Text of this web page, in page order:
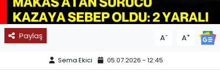
Paylaş A- A+
Sema Ekici 05.07.2026 - 12:45